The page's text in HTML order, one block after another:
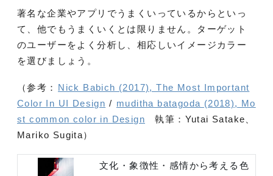
著名な企業やアプリでうまくいっているからといっ
て、他でもうまくいくとは限りません。ターゲット
のユーザーをよく分析し、相応しいイメージカラー
を選びましょう。
（参考： Nick Babich (2017), The Most Important
Color In UI Design / muditha batagoda (2018), Mo
st common color in Design 執筆：Yutai Satake、
Mariko Sugita）
文化・象徴性・感情から考える色